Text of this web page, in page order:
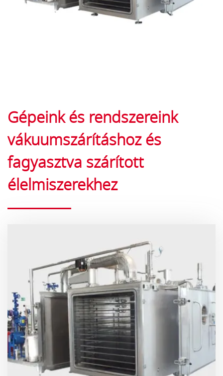
Gépeink és rendszereink
vákuumszárításhoz és
fagyasztva szárított
élelmiszerekhez